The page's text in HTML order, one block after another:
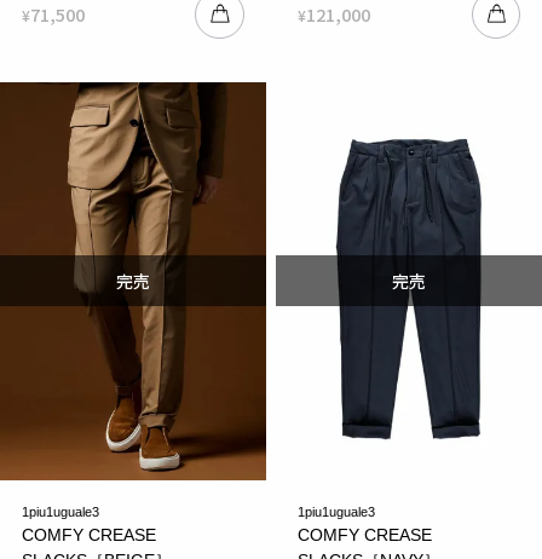
¥71,500 ¥121,000
1piu1uguale3
COMFY CREASE
1piu1uguale3
COMFY CREASE